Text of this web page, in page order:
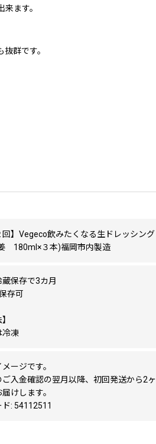
ます。
群です。
回】Vegeco飲みたくなる生ドレッシング
180ml×３本)福岡市内製造
保存で3カ月
存可
冷凍
ージです。
入金確認の翌月以降、初回発送から2ヶ
けします。
: 54112511